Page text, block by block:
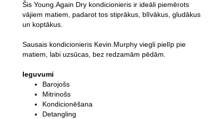
Šis Young.Again Dry kondicionieris ir ideāli piemērots
vājiem matiem, padarot tos stiprākus, blīvākus, gludākus
un koptākus.
Sausais kondicionieris Kevin.Murphy viegli pielīp pie
matiem, labi uzsūcas, bez redzamām pēdām.
Ieguvumi
Barojošs
Mitrinošs
Kondicionēšana
Detangling